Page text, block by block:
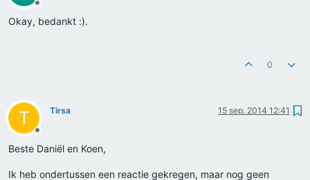
Offline
Okay, bedankt :).
0
T
Offline
Tirsa 15 sep. 2014 12:41
Beste Daniël en Koen,
Ik heb ondertussen een reactie gekregen, maar nog geen